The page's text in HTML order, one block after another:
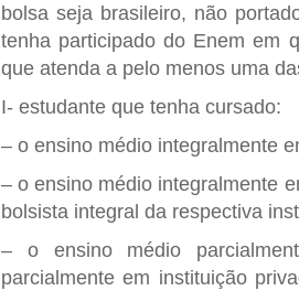
bolsa seja brasileiro, não
tenha participado do Enem em
que atenda a pelo menos uma
I- estudante que tenha cursado:
– o ensino médio integralmente
– o ensino médio integralmente
bolsista integral da respectiva
– o ensino médio
parcialmente em instituição